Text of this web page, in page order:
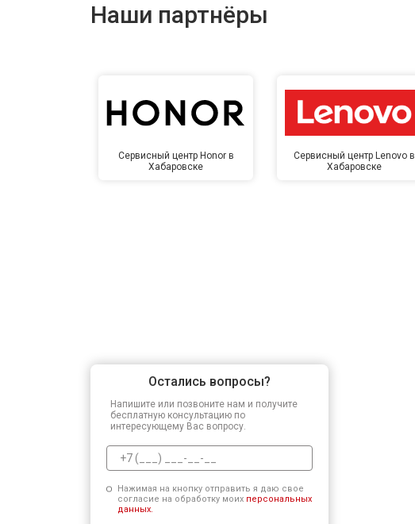
Наши партнёры
Сервисный центр Honor в
Хабаровске
Сервисный центр Lenovo в
Хабаровске
Остались вопросы?
Напишите или позвоните нам и получите
бесплатную консультацию по
интересующему Вас вопросу.
Нажимая на кнопку отправить я даю свое
согласие на обработку моих персональных
данных.